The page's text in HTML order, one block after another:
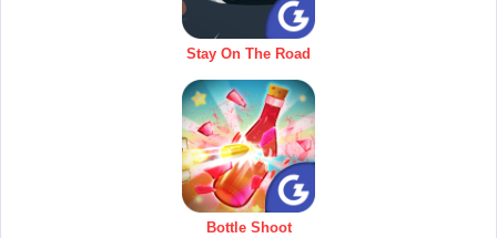
Stay On The Road
Bottle Shoot